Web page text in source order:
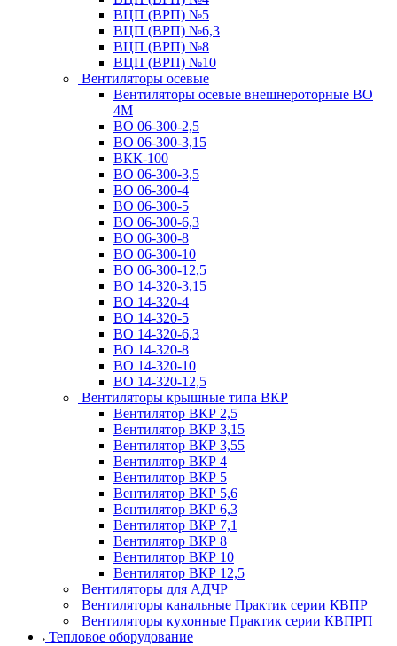
ВЦП (ВРП) №5
ВЦП (ВРП) №6,3
ВЦП (ВРП) №8
ВЦП (ВРП) №10
Вентиляторы осевые
Вентиляторы осевые внешнероторные ВО
4М
ВО 06-300-2,5
ВО 06-300-3,15
ВКК-100
ВО 06-300-3,5
ВО 06-300-4
ВО 06-300-5
ВО 06-300-6,3
ВО 06-300-8
ВО 06-300-10
ВО 06-300-12,5
ВО 14-320-3,15
ВО 14-320-4
ВО 14-320-5
ВО 14-320-6,3
ВО 14-320-8
ВО 14-320-10
ВО 14-320-12,5
Вентиляторы крышные типа ВКР
Вентилятор ВКР 2,5
Вентилятор ВКР 3,15
Вентилятор ВКР 3,55
Вентилятор ВКР 4
Вентилятор ВКР 5
Вентилятор ВКР 5,6
Вентилятор ВКР 6,3
Вентилятор ВКР 7,1
Вентилятор ВКР 8
Вентилятор ВКР 10
Вентилятор ВКР 12,5
Вентиляторы для АДЧР
Вентиляторы канальные Практик серии КВПР
Вентиляторы кухонные Практик серии КВПРП
Тепловое оборудование